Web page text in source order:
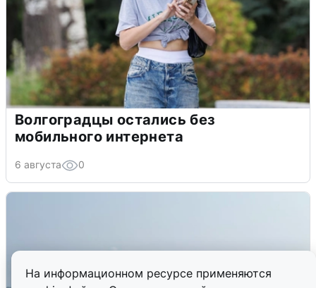
На информационном ресурсе применяются
Волгоградцы остались без
мобильного интернета
6 августа 0